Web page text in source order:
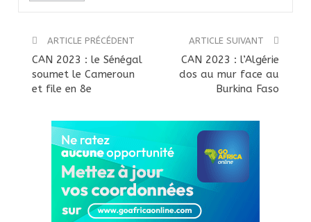
ARTICLE PRÉCÉDENT
CAN 2023 : le Sénégal
soumet le Cameroun
et file en 8e
ARTICLE SUIVANT
CAN 2023 : l’Algérie
dos au mur face au
Burkina Faso